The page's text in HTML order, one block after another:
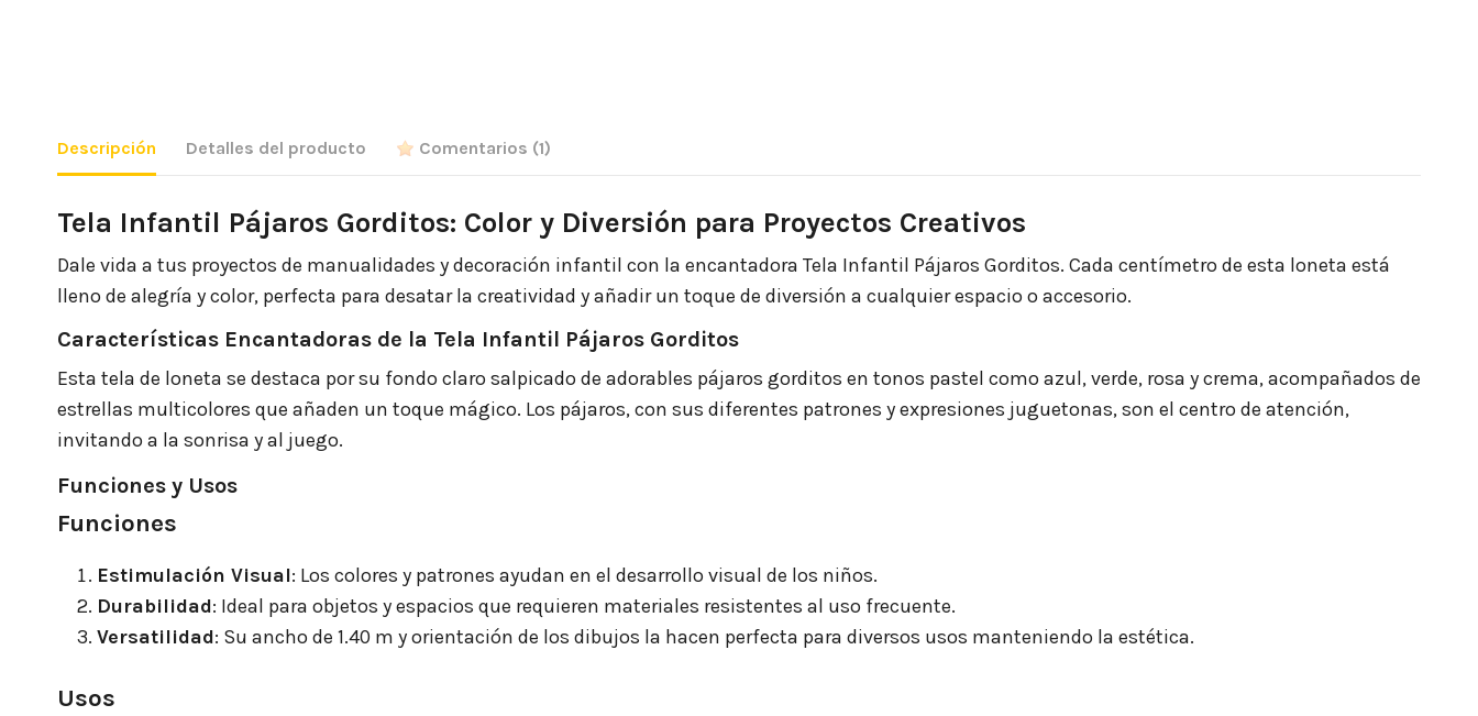
Descripción Detalles del producto Comentarios (1)
Tela Infantil Pájaros Gorditos: Color y Diversión para Proyectos Creativos
Dale vida a tus proyectos de manualidades y decoración infantil con la encantadora Tela Infantil Pájaros Gorditos. Cada centímetro de esta loneta está
lleno de alegría y color, perfecta para desatar la creatividad y añadir un toque de diversión a cualquier espacio o accesorio.
Características Encantadoras de la Tela Infantil Pájaros Gorditos
Esta tela de loneta se destaca por su fondo claro salpicado de adorables pájaros gorditos en tonos pastel como azul, verde, rosa y crema, acompañados de
estrellas multicolores que añaden un toque mágico. Los pájaros, con sus diferentes patrones y expresiones juguetonas, son el centro de atención,
invitando a la sonrisa y al juego.
Funciones y Usos
Funciones
Estimulación Visual: Los colores y patrones ayudan en el desarrollo visual de los niños.
Durabilidad: Ideal para objetos y espacios que requieren materiales resistentes al uso frecuente.
Versatilidad: Su ancho de 1.40 m y orientación de los dibujos la hacen perfecta para diversos usos manteniendo la estética.
Usos